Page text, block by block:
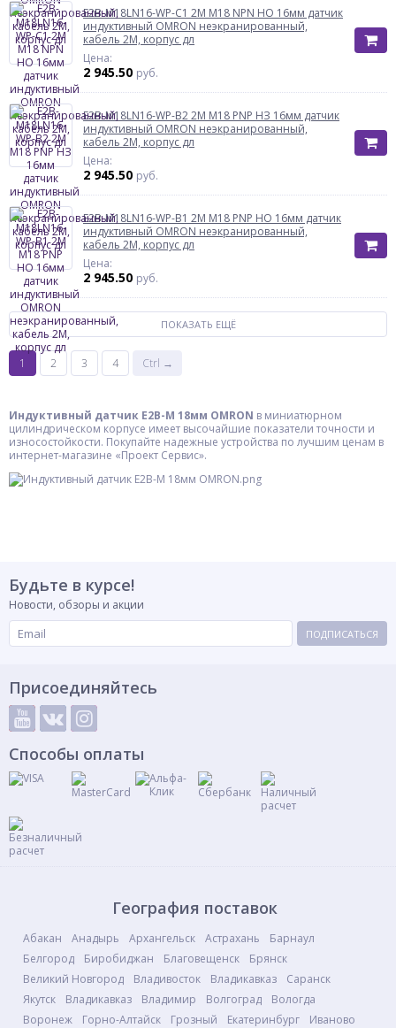
E2B-M18LN16-WP-C1 2М M18 NPN НО 16мм датчик
индуктивный OMRON неэкранированный,
кабель 2М, корпус дл
Цена:
2 945.50 руб.
E2B-M18LN16-WP-B2 2М M18 PNP НЗ 16мм датчик
индуктивный OMRON неэкранированный,
кабель 2М, корпус дл
Цена:
2 945.50 руб.
E2B-M18LN16-WP-B1 2М M18 PNP НО 16мм датчик
индуктивный OMRON неэкранированный,
кабель 2М, корпус дл
Цена:
2 945.50 руб.
ПОКАЗАТЬ ЕЩЁ
1 2 3 4 Ctrl →
Индуктивный датчик E2B-M 18мм OMRON в миниатюрном
цилиндрическом корпусе имеет высочайшие показатели точности и
износостойкости. Покупайте надежные устройства по лучшим ценам в
интернет-магазине «Проект Сервис».
Будьте в курсе!
Новости, обзоры и акции
ПОДПИСАТЬСЯ
Присоединяйтесь
Способы оплаты
География поставок
Абакан Анадырь Архангельск Астрахань
Барнаул
Белгород
Биробиджан Благовещенск
Брянск
Великий Новгород
Владивосток Владикавказ
Саранск
Якутск
Владикавказ Владимир Волгоград
Вологда
Воронеж
Горно-Алтайск Грозный Екатеринбург Иваново